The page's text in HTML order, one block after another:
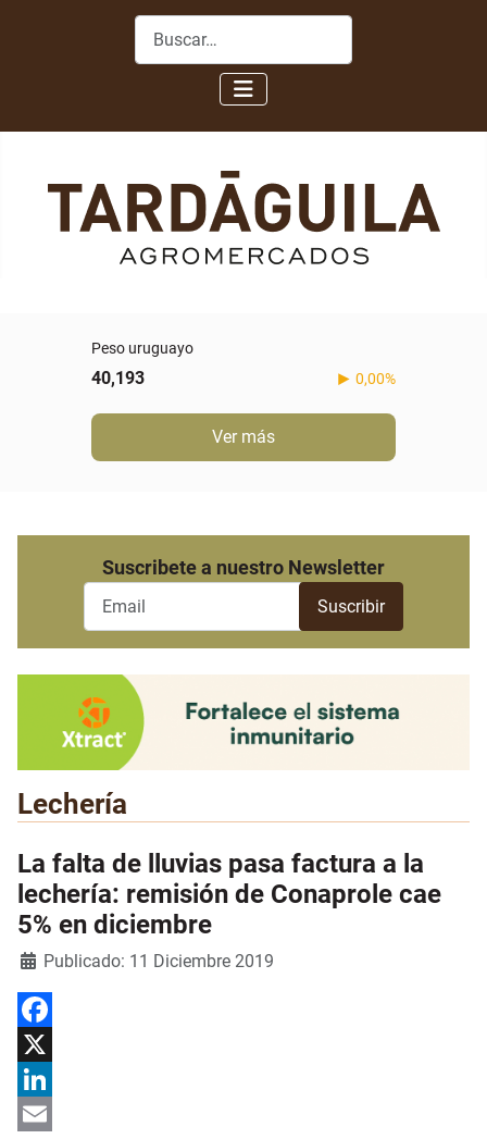
Buscar
Peso uruguayo
40,193 0,00%
Ver más
Suscribete a nuestro Newsletter
Lechería
La falta de lluvias pasa factura a la
lechería: remisión de Conaprole cae
5% en diciembre
DetallesPublicado: 11 Diciembre 2019
Facebook
X
LinkedIn